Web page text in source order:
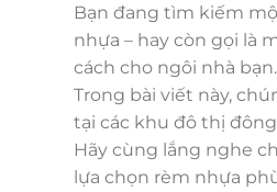
Bạn đang tìm kiếm
nhựa – hay còn gọi là
cách cho ngôi nhà bạn.
Trong bài viết này,
tại các khu đô thị
Hãy cùng lắng nghe
lựa chọn rèm nhựa